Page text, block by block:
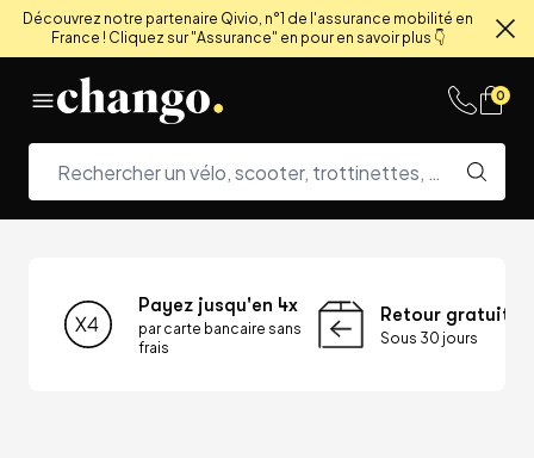
Découvrez notre partenaire Qivio, n°1 de l'assurance mobilité en
France ! Cliquez sur "Assurance" en pour en savoir plus 👇
0
Payez jusqu'en 4x
par carte bancaire sans
frais
Retour gratuit
Sous 30 jours